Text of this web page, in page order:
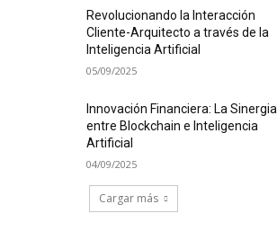
Revolucionando la Interacción
Cliente-Arquitecto a través de la
Inteligencia Artificial
05/09/2025
Innovación Financiera: La Sinergia
entre Blockchain e Inteligencia
Artificial
04/09/2025
Cargar más